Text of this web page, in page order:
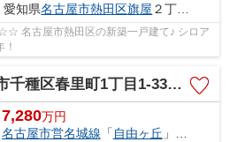
愛知県名古屋市熱田区旗屋 ２丁目16-9
古屋市熱田区の新築一戸建て♪ シロア
里町1丁目1-33【仲介手数料無料】新築一戸建て
7,280万円
名古屋市営名城線 「 自由ヶ丘 」駅 徒歩11分